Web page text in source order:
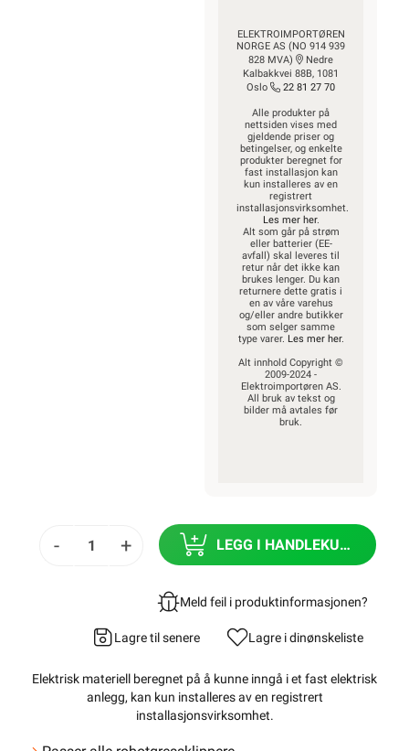
ELEKTROIMPORTØREN
NORGE AS (NO 914 939
828 MVA)
Nedre
Kalbakkvei 88B, 1081
Oslo
22 81 27 70
Alle produkter på
nettsiden vises med
gjeldende priser og
betingelser, og enkelte
produkter beregnet for
fast installasjon kan
kun installeres av en
registrert
installasjonsvirksomhet.
Les mer her.
Alt som går på strøm
eller batterier (EE-
avfall) skal leveres til
retur når det ikke kan
brukes lenger. Du kan
returnere dette gratis i
en av våre varehus
og/eller andre butikker
som selger samme
type varer. Les mer her.
Alt innhold Copyright ©
2009-2024 -
Elektroimportøren AS.
All bruk av tekst og
bilder må avtales før
bruk.
- + LEGG I HANDLEKURV
Meld feil i produktinformasjonen?
Lagre til senere Lagre i dinønskeliste
Elektrisk materiell beregnet på å kunne inngå i et fast elektrisk
anlegg, kan kun installeres av en registrert
installasjonsvirksomhet.